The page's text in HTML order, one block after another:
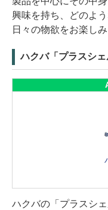
興味を持ち、どのよ
日々の物欲をお楽しみ
ハクバ「プラスシェ
ハクバの「プラスシ